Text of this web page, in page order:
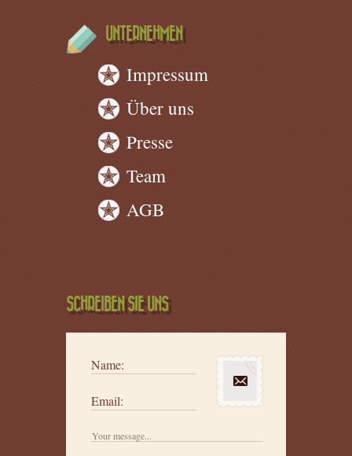
UNTERNEHMEN
Impressum
Über uns
Presse
Team
AGB
SCHREIBEN SIE UNS
Name:
Email: